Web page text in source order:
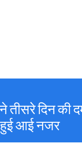
दिन की
हुई आई नजर